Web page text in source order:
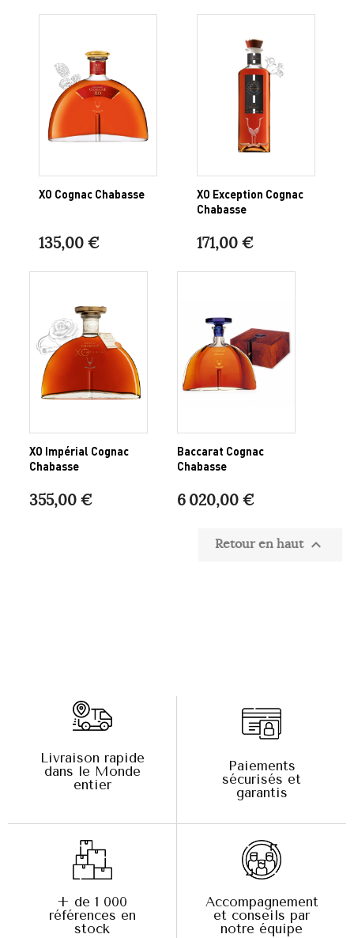
XO Cognac Chabasse
135,00 €
XO Exception Cognac
Chabasse
171,00 €
XO Impérial Cognac
Chabasse
355,00 €
Baccarat Cognac
Chabasse
6 020,00 €
Retour en haut 
Livraison rapide
dans le Monde
entier
Paiements
sécurisés et
garantis
+ de 1 000
références en
stock
Accompagnement
et conseils par
notre équipe